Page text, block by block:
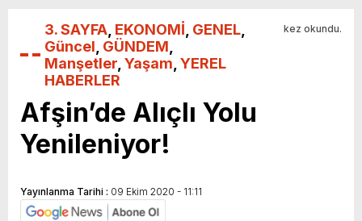
3. SAYFA EKONOMİ GENEL
Güncel GÜNDEM
Manşetler Yaşam YEREL
HABERLER
kez okundu.
Afşin’de Alıçlı Yolu
Yenileniyor!
Yayınlanma Tarihi : 09 Ekim 2020 - 11:11